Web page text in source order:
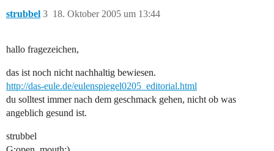
strubbel 18. Oktober 2005 um 13:44
3
hallo fragezeichen,
das ist noch nicht nachhaltig bewiesen.
http://das-eule.de/eulenspiegel0205_editorial.html
du solltest immer nach dem geschmack gehen, nicht ob was
angeblich gesund ist.
strubbel